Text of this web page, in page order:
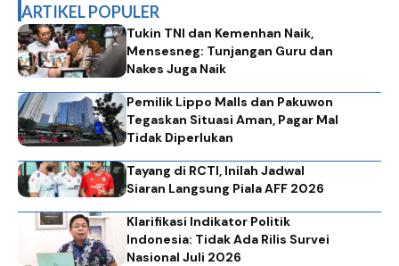
ARTIKEL POPULER
Tukin TNI dan Kemenhan Naik,
Mensesneg: Tunjangan Guru dan
Nakes Juga Naik
Pemilik Lippo Malls dan Pakuwon
Tegaskan Situasi Aman, Pagar Mal
Tidak Diperlukan
Tayang di RCTI, Inilah Jadwal
Siaran Langsung Piala AFF 2026
Klarifikasi Indikator Politik
Indonesia: Tidak Ada Rilis Survei
Nasional Juli 2026